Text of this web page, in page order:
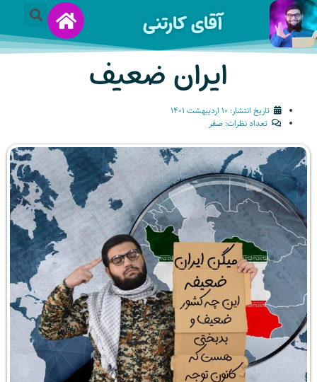
آقای کارتنی
ایران ضعیف
تاریخ انتشار:
تعداد نظرات: صفر